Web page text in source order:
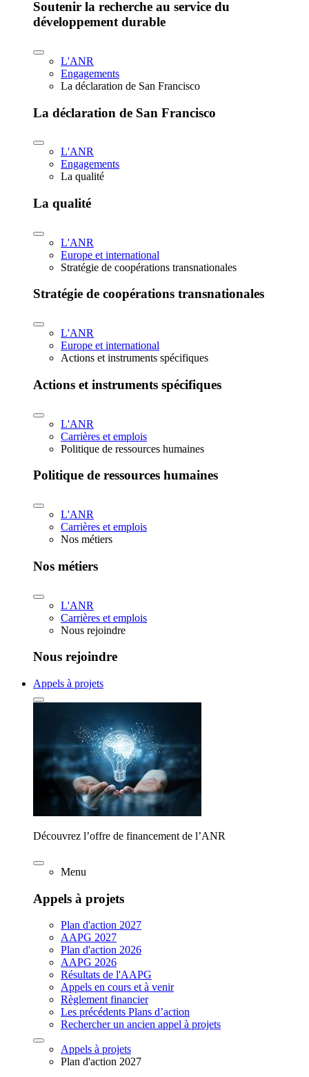
Soutenir la recherche au service du
développement durable
L'ANR
Engagements
La déclaration de San Francisco
La déclaration de San Francisco
L'ANR
Engagements
La qualité
La qualité
L'ANR
Europe et international
Stratégie de coopérations transnationales
Stratégie de coopérations transnationales
L'ANR
Europe et international
Actions et instruments spécifiques
Actions et instruments spécifiques
L'ANR
Carrières et emplois
Politique de ressources humaines
Politique de ressources humaines
L'ANR
Carrières et emplois
Nos métiers
Nos métiers
L'ANR
Carrières et emplois
Nous rejoindre
Nous rejoindre
Appels à projets
Découvrez l’offre de financement de l’ANR
Menu
Appels à projets
Plan d'action 2027
AAPG 2027
Plan d'action 2026
AAPG 2026
Résultats de l'AAPG
Appels en cours et à venir
Règlement financier
Les précédents Plans d’action
Rechercher un ancien appel à projets
Appels à projets
Plan d'action 2027